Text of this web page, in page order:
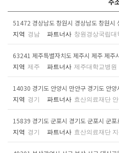
주
51472 경상남도 창원시 경상남도 창원시
지역 경남 파트너사 창원경상국립대
63241 제주특별자치도 제주시 제주 제주
지역 제주 파트너사 제주대학교병원
14030 경기도 안양시 만안구 경기도 안양
지역 경기 파트너사 효산의료재단
15839 경기도 군포시 경기도 군포시 군
지역 경기 파트너사 효산의료재단